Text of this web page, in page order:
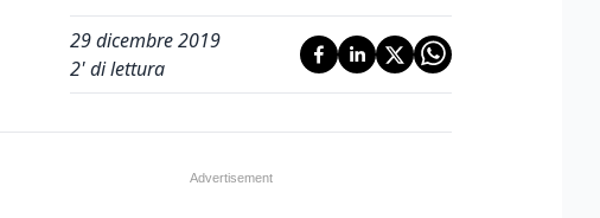
29 dicembre 2019
2' di lettura